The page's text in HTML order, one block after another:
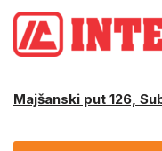
Majšanski put 126,